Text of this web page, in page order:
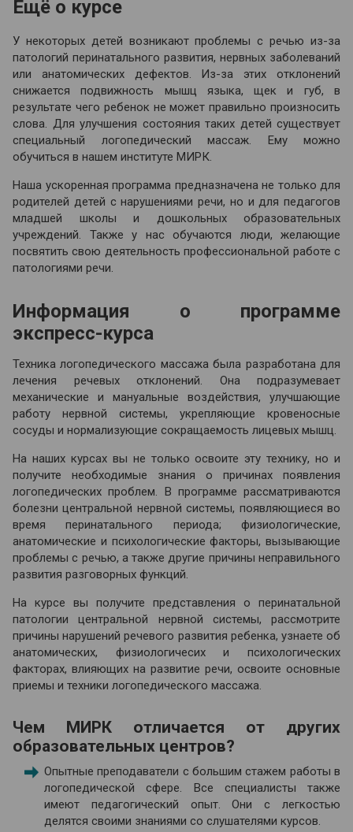
Ещё о курсе
У некоторых детей возникают проблемы с речью из-за
патологий перинатального развития, нервных заболеваний
или анатомических дефектов. Из-за этих отклонений
снижается подвижность мышц языка, щек и губ, в
результате чего ребенок не может правильно произносить
слова. Для улучшения состояния таких детей существует
специальный логопедический массаж. Ему можно
обучиться в нашем институте МИРК.
Наша ускоренная программа предназначена не только для
родителей детей с нарушениями речи, но и для педагогов
младшей школы и дошкольных образовательных
учреждений. Также у нас обучаются люди, желающие
посвятить свою деятельность профессиональной работе с
патологиями речи.
Информация о программе
экспресс-курса
Техника логопедического массажа была разработана для
лечения речевых отклонений. Она подразумевает
механические и мануальные воздействия, улучшающие
работу нервной системы, укрепляющие кровеносные
сосуды и нормализующие сокращаемость лицевых мышц.
На наших курсах вы не только освоите эту технику, но и
получите необходимые знания о причинах появления
логопедических проблем. В программе рассматриваются
болезни центральной нервной системы, появляющиеся во
время перинатального периода; физиологические,
анатомические и психологические факторы, вызывающие
проблемы с речью, а также другие причины неправильного
развития разговорных функций.
На курсе вы получите представления о перинатальной
патологии центральной нервной системы, рассмотрите
причины нарушений речевого развития ребенка, узнаете об
анатомических, физиологичесих и психологических
факторах, влияющих на развитие речи, освоите основные
приемы и техники логопедического массажа.
Чем МИРК отличается от других
образовательных центров?
Опытные преподаватели с большим стажем работы в
логопедической сфере. Все специалисты также
имеют педагогический опыт. Они с легкостью
делятся своими знаниями со слушателями курсов.